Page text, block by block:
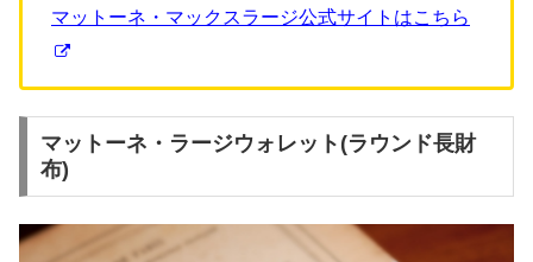
マットーネ・マックスラージ公式サイトはこちら
マットーネ・ラージウォレット(ラウンド長財
布)